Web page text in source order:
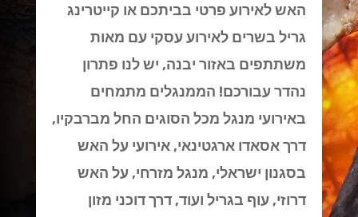
האש לאירוע פרטי בביתכם או קייטרינג
גריל בשרים לאירוע עסקי עם מאות
משתתפים באזור יבנה, יש לנו פתרון
נהדר עבורכם! הממנגלים מתמחים
באירועי מנגל מכל הסוגים החל מברבקיו,
דרך אסאדו ארגטינאי, אירועי על האש
בסגנון ישראלי, מנגל מזרחי, על האש
דרוזי, עוף בגריל ועוד, דרך דוכני מזון